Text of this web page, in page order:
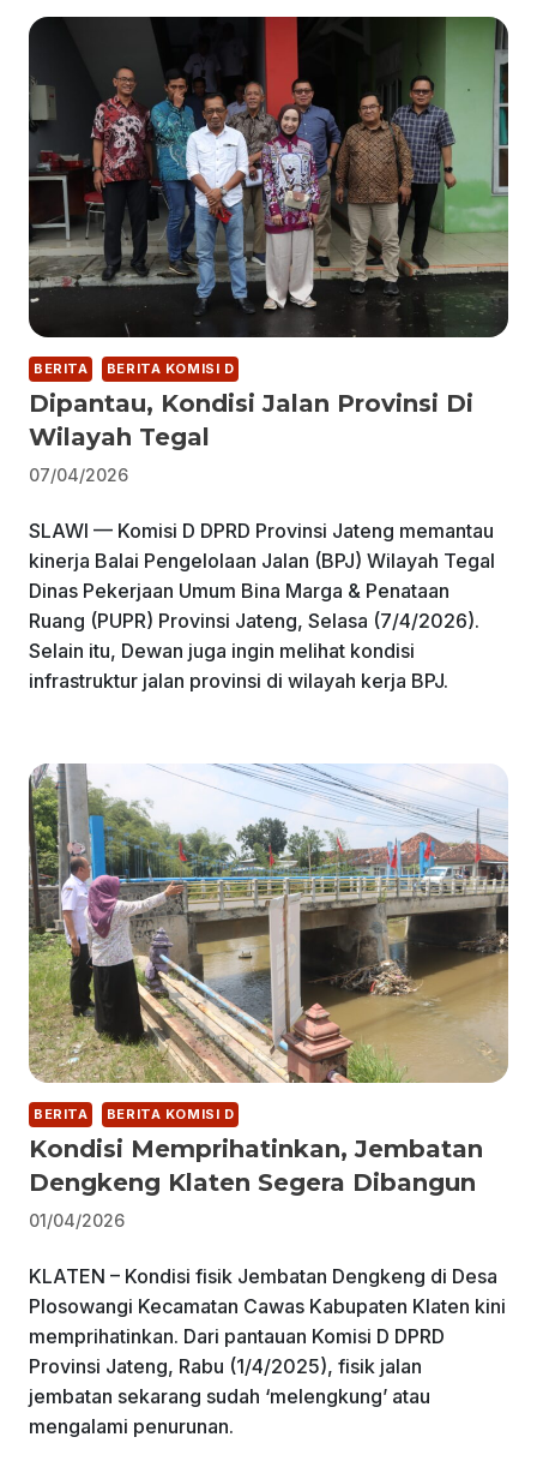
BERITA BERITA KOMISI D
Dipantau, Kondisi Jalan Provinsi Di
Wilayah Tegal
07/04/2026
SLAWI — Komisi D DPRD Provinsi Jateng memantau
kinerja Balai Pengelolaan Jalan (BPJ) Wilayah Tegal
Dinas Pekerjaan Umum Bina Marga & Penataan
Ruang (PUPR) Provinsi Jateng, Selasa (7/4/2026).
Selain itu, Dewan juga ingin melihat kondisi
infrastruktur jalan provinsi di wilayah kerja BPJ.
BERITA BERITA KOMISI D
Kondisi Memprihatinkan, Jembatan
Dengkeng Klaten Segera Dibangun
01/04/2026
KLATEN – Kondisi fisik Jembatan Dengkeng di Desa
Plosowangi Kecamatan Cawas Kabupaten Klaten kini
memprihatinkan. Dari pantauan Komisi D DPRD
Provinsi Jateng, Rabu (1/4/2025), fisik jalan
jembatan sekarang sudah ‘melengkung’ atau
mengalami penurunan.